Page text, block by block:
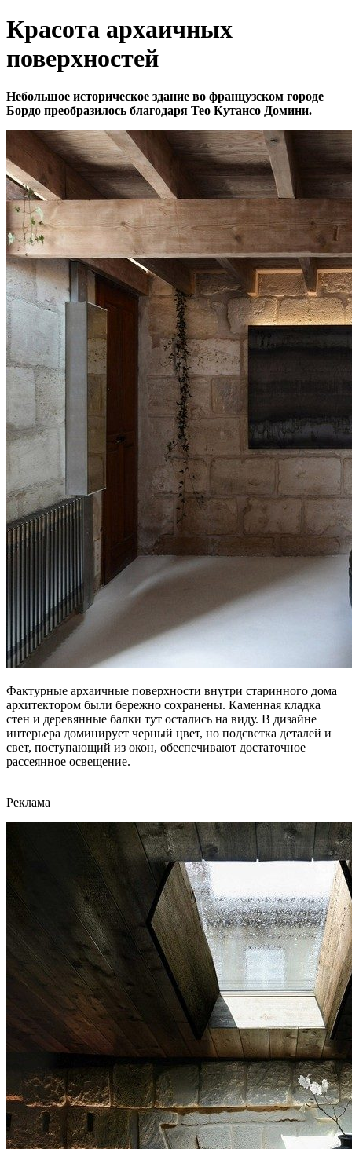
Красота архаичных
поверхностей
Небольшое историческое здание во французском городе
Бордо преобразилось благодаря Тео Кутансо Домини.
Фактурные архаичные поверхности внутри старинного дома
архитектором были бережно сохранены. Каменная кладка
стен и деревянные балки тут остались на виду. В дизайне
интерьера доминирует черный цвет, но подсветка деталей и
свет, поступающий из окон, обеспечивают достаточное
рассеянное освещение.
Реклама